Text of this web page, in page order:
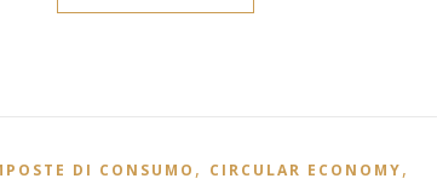
DI CONSUMO , CIRCULAR ECONOMY,